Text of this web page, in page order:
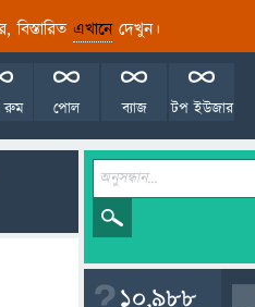
বিস্তারিত এখানেদেখুন।
টপ ইউজার
ব্যাজ
পোল
রুম
10,988